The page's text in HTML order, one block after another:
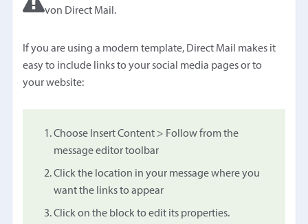
von Direct Mail.
If you are using a modern template, Direct Mail makes it
easy to include links to your social media pages or to
your website:
Choose Insert Content > Follow from the
message editor toolbar
Click the location in your message where you
want the links to appear
Click on the block to edit its properties.